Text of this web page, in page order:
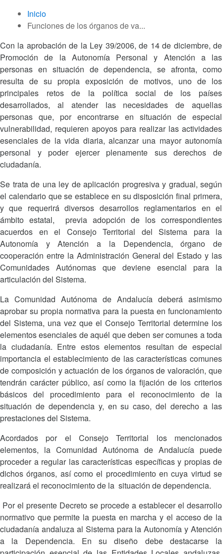
Inicio
Funciones de los órganos de va...
Con la aprobación de la Ley 39/2006, de 14 de diciembre, de
Promoción de la Autonomía Personal y Atención a las
personas en situación de dependencia, se afronta, como
resulta de su propia exposición de motivos, uno de los
principales retos de la política social de los países
desarrollados, al atender las necesidades de aquellas
personas que, por encontrarse en situación de especial
vulnerabilidad, requieren apoyos para realizar las actividades
esenciales de la vida diaria, alcanzar una mayor autonomía
personal y poder ejercer plenamente sus derechos de
ciudadanía.
Se trata de una ley de aplicación progresiva y gradual, según
el calendario que se establece en su disposición final primera,
y que requerirá diversos desarrollos reglamentarios en el
ámbito estatal, previa adopción de los correspondientes
acuerdos en el Consejo Territorial del Sistema para la
Autonomía y Atención a la Dependencia, órgano de
cooperación entre la Administración General del Estado y las
Comunidades Autónomas que deviene esencial para la
articulación del Sistema.
La Comunidad Autónoma de Andalucía deberá asimismo
aprobar su propia normativa para la puesta en funcionamiento
del Sistema, una vez que el Consejo Territorial determine los
elementos esenciales de aquél que deben ser comunes a toda
la ciudadanía. Entre estos elementos resultan de especial
importancia el establecimiento de las características comunes
de composición y actuación de los órganos de valoración, que
tendrán carácter público, así como la fijación de los criterios
básicos del procedimiento para el reconocimiento de la
situación de dependencia y, en su caso, del derecho a las
prestaciones del Sistema.
Acordados por el Consejo Territorial los mencionados
elementos, la Comunidad Autónoma de Andalucía puede
proceder a regular las características específicas y propias de
dichos órganos, así como el procedimiento en cuya virtud se
realizará el reconocimiento de la situación de dependencia.
Por el presente Decreto se procede a establecer el desarrollo
normativo que permite la puesta en marcha y el acceso de la
ciudadanía andaluza al Sistema para la Autonomía y Atención
a la Dependencia. En su diseño debe destacarse la